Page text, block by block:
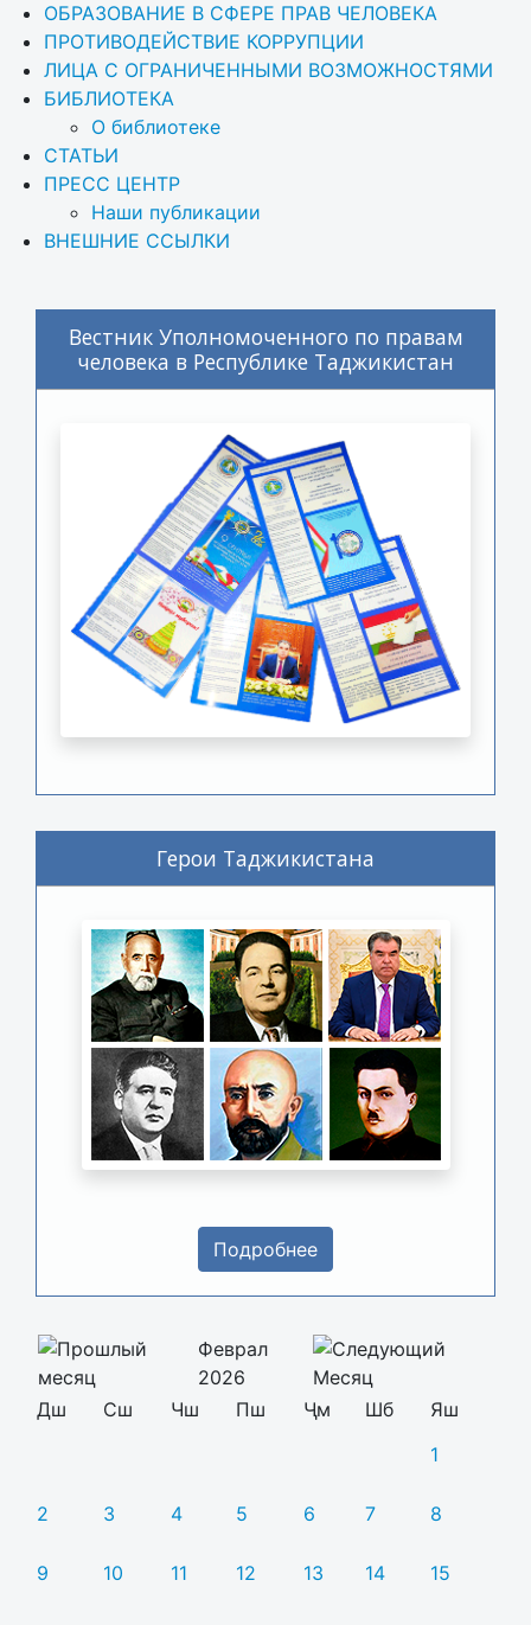
ОБРАЗОВАНИЕ В СФЕРЕ ПРАВ ЧЕЛОВЕКА
ПРОТИВОДЕЙСТВИЕ КОРРУПЦИИ
ЛИЦА С ОГРАНИЧЕННЫМИ ВОЗМОЖНОСТЯМИ
БИБЛИОТЕКА
О библиотеке
СТАТЬИ
ПРЕСС ЦЕНТР
Наши публикации
ВНЕШНИЕ ССЫЛКИ
Вестник Уполномоченного по правам
человека в Республике Таджикистан
Герои Таджикистана
Подробнее
Феврал
2026
Дш
Сш Чш Пш Ҷм Шб
Яш
1
2 3 4 5 6 7 8
9 10 11 12 13 14 15